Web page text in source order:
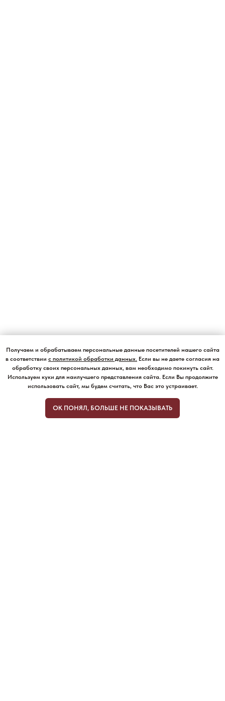
Получаем и обрабатываем персональные данные посетителей нашего сайта
в соответствии с политикой обработки данных. Если вы не даете согласия на
обработку своих персональных данных, вам необходимо покинуть сайт.
Используем куки для наилучшего представления сайта. Если Вы продолжите
использовать сайт, мы будем считать, что Вас это устраивает.
ОК ПОНЯЛ, БОЛЬШЕ НЕ ПОКАЗЫВАТЬ